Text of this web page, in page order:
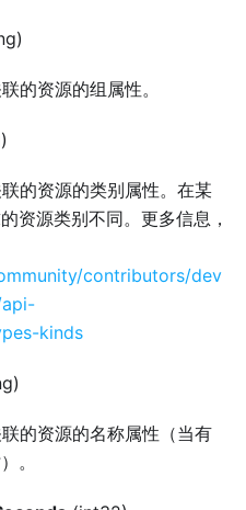
的资源的组属性。
的资源的类别属性。在某
资源类别不同。更多信息，
contributors/dev
kinds
的资源的名称属性（当有
。